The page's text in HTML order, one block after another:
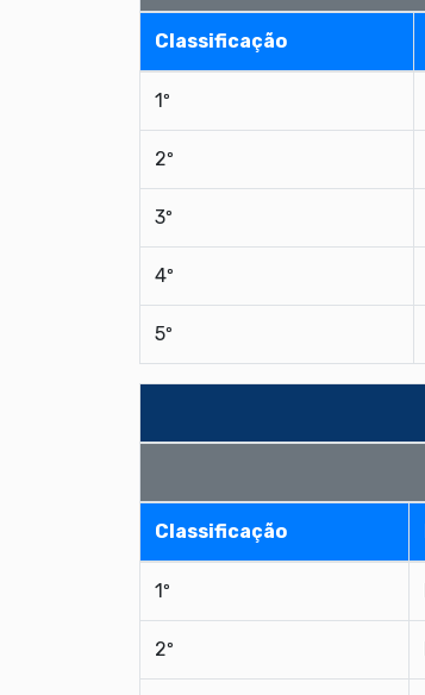
Classificação
1º
2º
3º
4º
5º
Classificação
1º
2º